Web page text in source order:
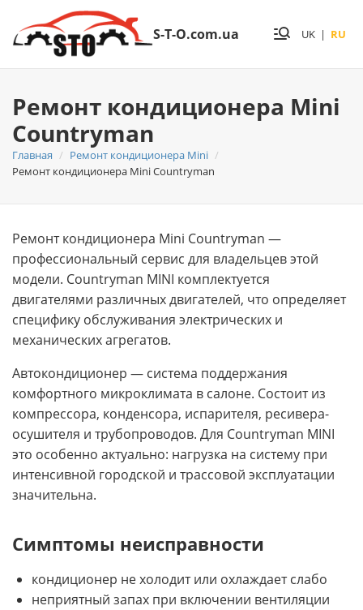
S-T-O.com.ua UK | RU
Ремонт кондиционера Mini
Countryman
Главная
Ремонт кондиционера Mini
Ремонт кондиционера Mini Countryman
Ремонт кондиционера Mini Countryman —
профессиональный сервис для владельцев этой
модели. Countryman MINI комплектуется
двигателями различных двигателей, что определяет
специфику обслуживания электрических и
механических агрегатов.
Автокондиционер — система поддержания
комфортного микроклимата в салоне. Состоит из
компрессора, конденсора, испарителя, ресивера-
осушителя и трубопроводов. Для Countryman MINI
это особенно актуально: нагрузка на систему при
интенсивной городской и трассовой эксплуатации
значительна.
Симптомы неисправности
кондиционер не холодит или охлаждает слабо
неприятный запах при включении вентиляции